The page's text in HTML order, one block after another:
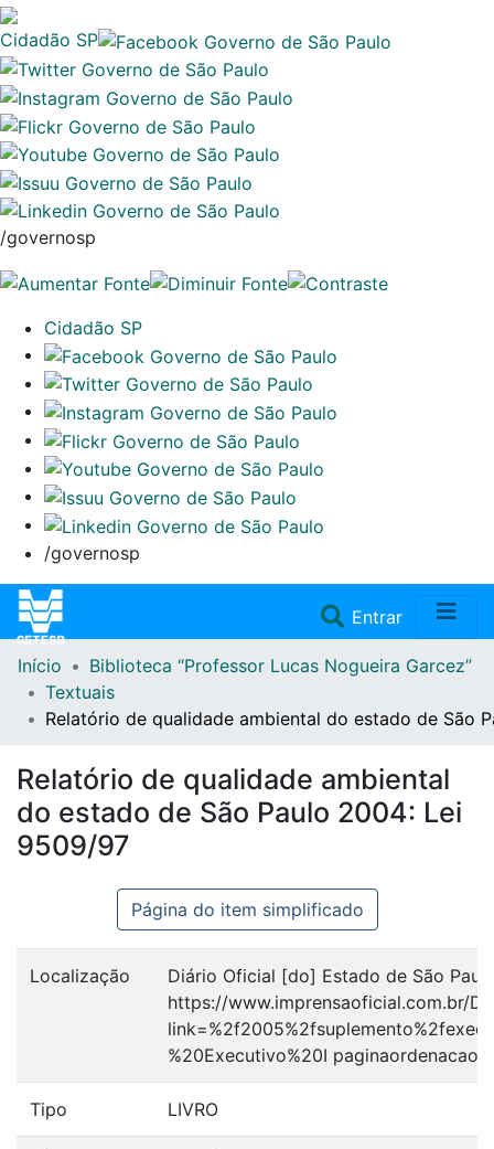
Cidadão SP
/governosp
Cidadão SP
/governosp
Entrar(current)
Home
Repositório
Doações/Aquisições
Fale Conosco
Início
Biblioteca “Professor Lucas Nogueira Garcez”
Textuais
Relatório de qualidade ambiental do estado de São
Relatório de qualidade ambiental
do estado de São Paulo 2004: Lei
9509/97
Página do item simplificado
Localização
Diário Oficial [do] Estado de São
https://www.imprensaoficial.com.br/
%20Executivo%20I
Tipo LIVRO